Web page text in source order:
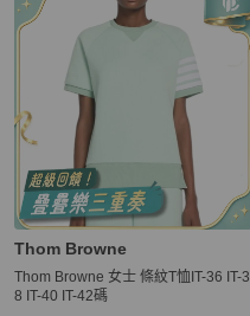
Thom Browne
Thom Browne 女士 條紋T恤IT-36 IT-3
8 IT-40 IT-42碼